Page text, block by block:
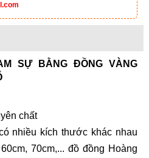
SỰ BẰNG ĐỒNG VÀNG
chất
nhiều kích thước khác nhau
70cm,... đồ đồng Hoàng